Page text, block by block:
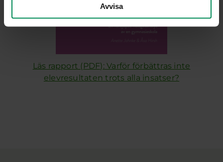
Avvisa
Läs rapport (PDF): Varför förbättras inte
elevresultaten trots alla insatser?